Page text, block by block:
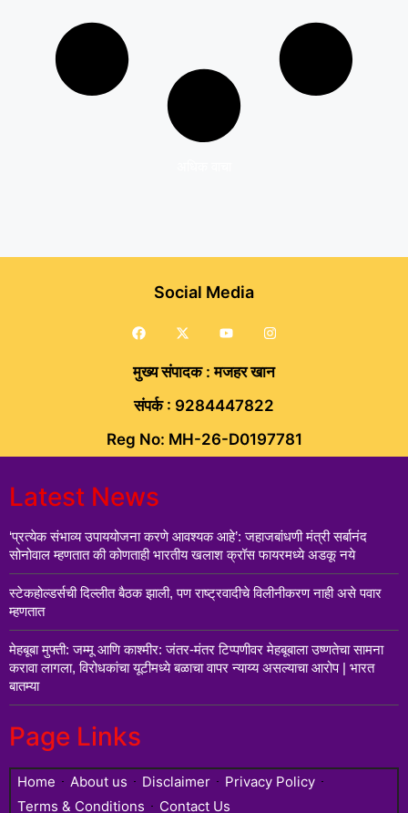
Social Media
मुख्य संपादक : मजहर खान
संपर्क : 9284447822
Reg No: MH-26-D0197781
Latest News
‘प्रत्येक संभाव्य उपाययोजना करणे आवश्यक आहे’: जहाजबांधणी मंत्री सर्बानंद
सोनोवाल म्हणतात की कोणताही भारतीय खलाश क्रॉस फायरमध्ये अडकू नये
स्टेकहोल्डर्सची दिल्लीत बैठक झाली, पण राष्ट्रवादीचे विलीनीकरण नाही असे पवार
म्हणतात
मेहबूबा मुफ्ती: जम्मू आणि काश्मीर: जंतर-मंतर टिप्पणीवर मेहबूबाला उष्णतेचा सामना
करावा लागला, विरोधकांचा यूटीमध्ये बळाचा वापर न्याय्य असल्याचा आरोप | भारत
बातम्या
Page Links
Home About us Disclaimer
Privacy Policy
Terms & Conditions
Contact Us